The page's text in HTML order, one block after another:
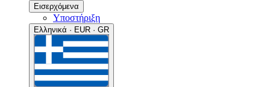
Εισερχόμενα
Υποστήριξη
Ελληνικά · EUR · GR